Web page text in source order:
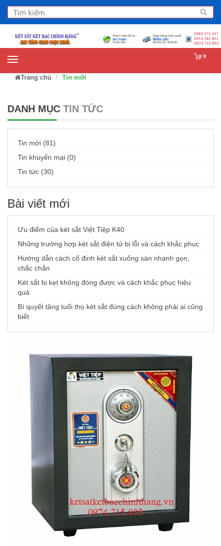
0
Trang chủ Tin mới
DANH MỤC TIN TỨC
Tin mới (81)
Tin khuyến mại (0)
Tin tức (30)
Bài viết mới
Ưu điểm của két sắt Việt Tiệp K40
Những trường hợp két sắt điện tử bị lỗi và cách khắc phục
Hướng dẫn cách cố định két sắt xuống sàn nhanh gọn,
chắc chắn
Két sắt bị kẹt không đóng được và cách khắc phục hiệu
quả
Bí quyết tăng tuổi thọ két sắt đúng cách không phải ai cũng
biết